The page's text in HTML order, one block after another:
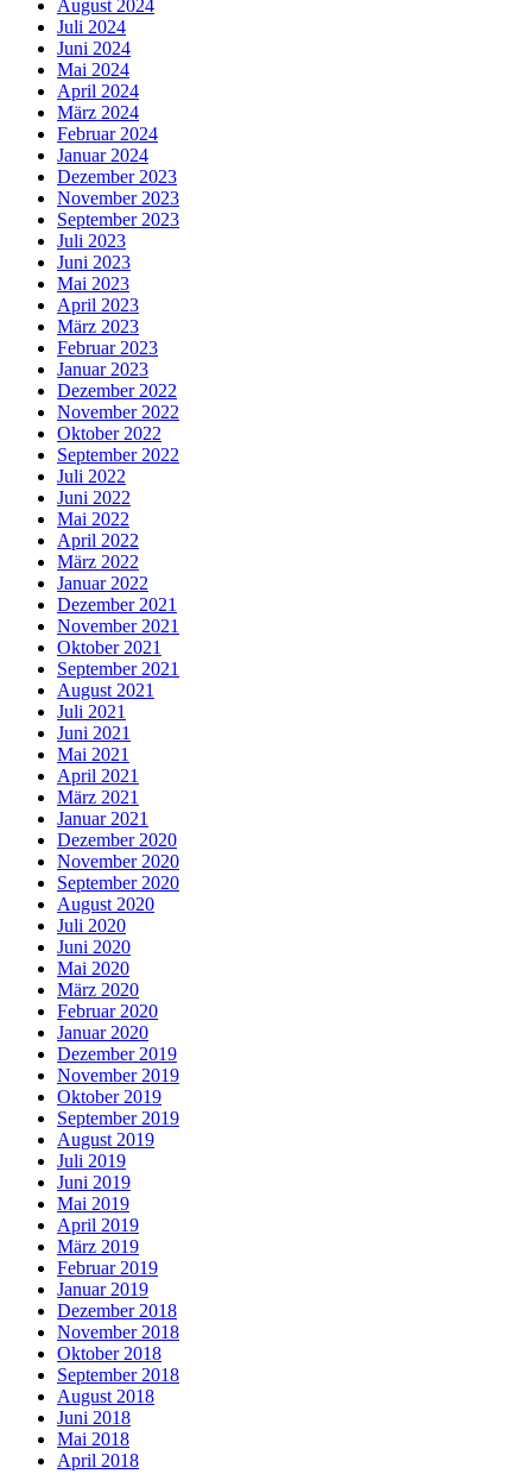
August 2024
Juli 2024
Juni 2024
Mai 2024
April 2024
März 2024
Februar 2024
Januar 2024
Dezember 2023
November 2023
September 2023
Juli 2023
Juni 2023
Mai 2023
April 2023
März 2023
Februar 2023
Januar 2023
Dezember 2022
November 2022
Oktober 2022
September 2022
Juli 2022
Juni 2022
Mai 2022
April 2022
März 2022
Januar 2022
Dezember 2021
November 2021
Oktober 2021
September 2021
August 2021
Juli 2021
Juni 2021
Mai 2021
April 2021
März 2021
Januar 2021
Dezember 2020
November 2020
September 2020
August 2020
Juli 2020
Juni 2020
Mai 2020
März 2020
Februar 2020
Januar 2020
Dezember 2019
November 2019
Oktober 2019
September 2019
August 2019
Juli 2019
Juni 2019
Mai 2019
April 2019
März 2019
Februar 2019
Januar 2019
Dezember 2018
November 2018
Oktober 2018
September 2018
August 2018
Juni 2018
Mai 2018
April 2018